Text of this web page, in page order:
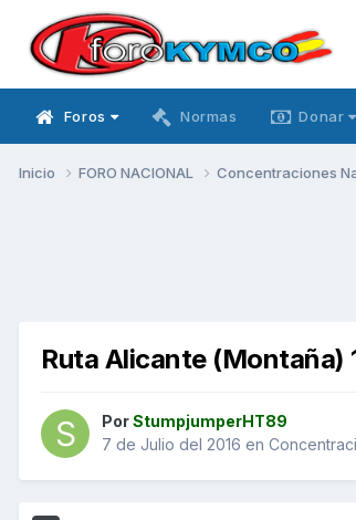
Foros Normas Donar
Inicio FORO NACIONAL Concentraciones
Ruta Alicante (Montaña)
PorStumpjumperHT89
7 de Julio del 2016 en